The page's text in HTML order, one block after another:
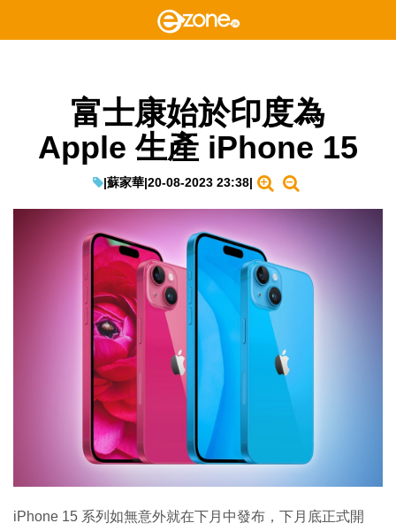
富士康始於印度為
Apple 生產 iPhone 15
|蘇家華|20-08-2023 23:38|
iPhone 15 系列如無意外就在下月中發布，下月底正式開